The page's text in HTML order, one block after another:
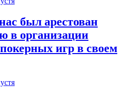
был арестован
в организации
игр в своем